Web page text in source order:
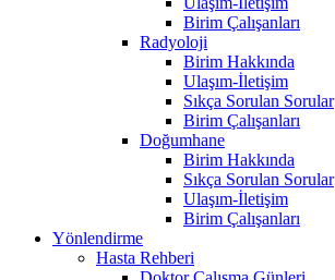
Birim Çalışanları
Radyoloji
Birim Hakkında
Ulaşım-İletişim
Sıkça Sorulan Sorular
Birim Çalışanları
Doğumhane
Birim Hakkında
Sıkça Sorulan Sorular
Ulaşım-İletişim
Birim Çalışanları
Yönlendirme
Hasta Rehberi